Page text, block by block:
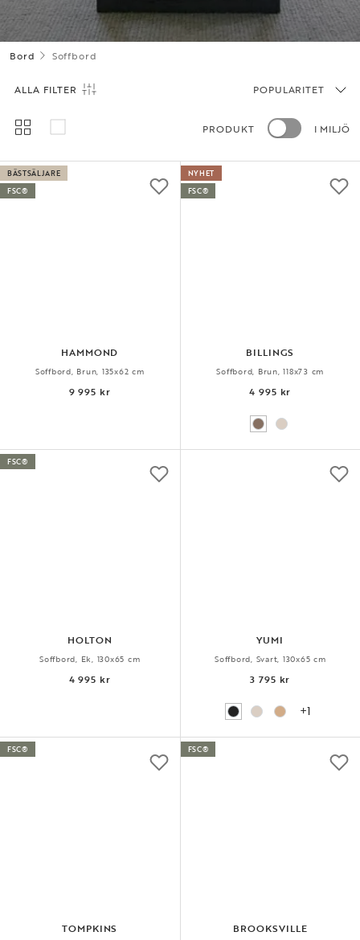
Bord Soffbord
ALLA FILTER
PRODUKT I MILJÖ
POPULARITET
HAMMOND
Soffbord, Brun, 135x62 cm
9 995 kr
BÄSTSÄLJARE
FSC®
BILLINGS
Soffbord, Brun, 118x73 cm
4 995 kr
NYHET
FSC®
HOLTON
Soffbord, Ek, 130x65 cm
4 995 kr
FSC®
YUMI
Soffbord, Svart, 130x65 cm
3 795 kr
+1
TOMPKINS
FSC®
BROOKSVILLE
FSC®